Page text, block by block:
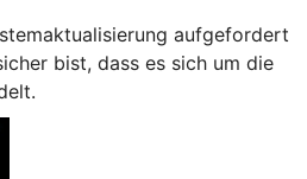
aufgefordert
bist, dass es sich um die